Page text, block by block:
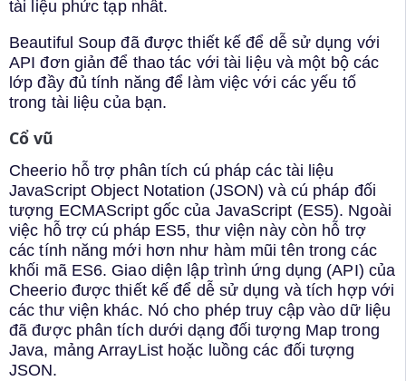
tài liệu phức tạp nhất.
Beautiful Soup đã được thiết kế để dễ sử dụng với
API đơn giản để thao tác với tài liệu và một bộ các
lớp đầy đủ tính năng để làm việc với các yếu tố
trong tài liệu của bạn.
Cổ vũ
Cheerio hỗ trợ phân tích cú pháp các tài liệu
JavaScript Object Notation (JSON) và cú pháp đối
tượng ECMAScript gốc của JavaScript (ES5). Ngoài
việc hỗ trợ cú pháp ES5, thư viện này còn hỗ trợ
các tính năng mới hơn như hàm mũi tên trong các
khối mã ES6. Giao diện lập trình ứng dụng (API) của
Cheerio được thiết kế để dễ sử dụng và tích hợp với
các thư viện khác. Nó cho phép truy cập vào dữ liệu
đã được phân tích dưới dạng đối tượng Map trong
Java, mảng ArrayList hoặc luồng các đối tượng
JSON.